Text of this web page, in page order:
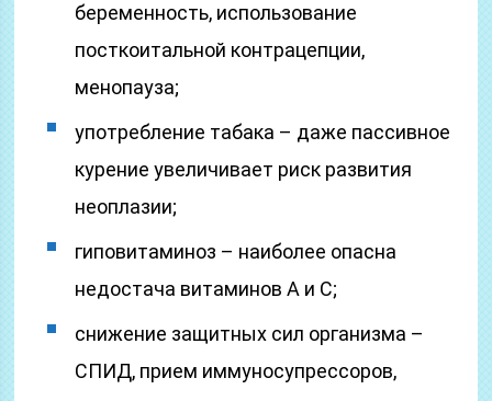
беременность, использование
посткоитальной контрацепции,
менопауза;
употребление табака – даже пассивное
курение увеличивает риск развития
неоплазии;
гиповитаминоз – наиболее опасна
недостача витаминов А и С;
снижение защитных сил организма –
СПИД, прием иммуносупрессоров,